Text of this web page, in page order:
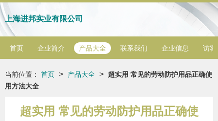
上海进邦实业有限公司
首页 企业简介 产品大全 联系我们 企业信息 访客
当前位置： 首页 > 产品大全 >
超实用 常见的劳动防护用品正确使
用方法大全
超实用 常见的劳动防护用品正确使